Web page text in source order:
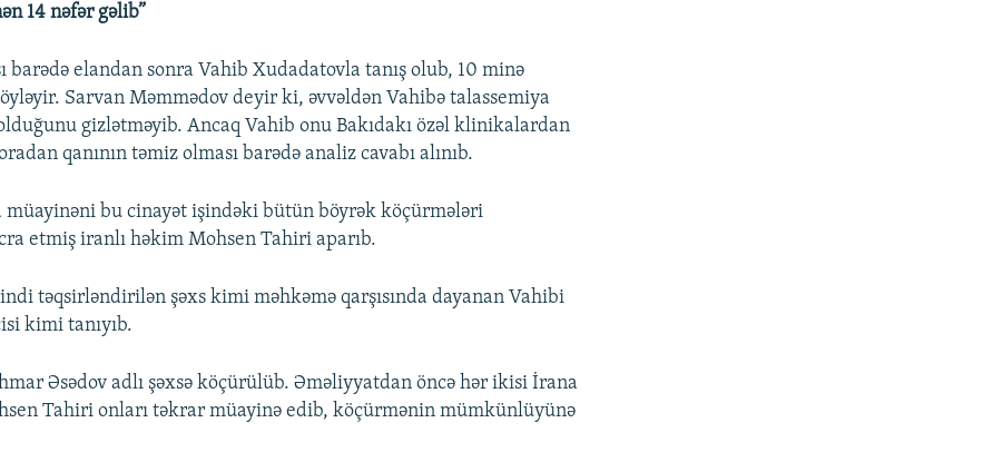
14 nəfər gəlib”
barədə elandan sonra Vahib Xudadatovla tanış olub, 10 minə
Sarvan Məmmədov deyir ki, əvvəldən Vahibə talassemiya
olduğunu gizlətməyib. Ancaq Vahib onu Bakıdakı özəl klinikalardan
qanının təmiz olması barədə analiz cavabı alınıb.
bu cinayət işindəki bütün böyrək köçürmələri
etmiş iranlı həkim Mohsen Tahiri aparıb.
təqsirləndirilən şəxs kimi məhkəmə qarşısında dayanan Vahibi
kimi tanıyıb.
Əsədov adlı şəxsə köçürülüb. Əməliyyatdan öncə hər ikisi İrana
Tahiri onları təkrar müayinə edib, köçürmənin mümkünlüyünə